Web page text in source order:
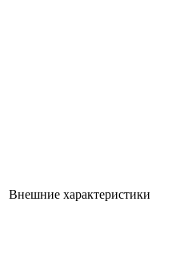
Внешние характеристики